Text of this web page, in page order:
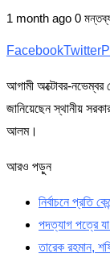
1 month ago 0
FacebookTwitter
আগামী অক্টোবর-নভেম্বর
জানিয়েছেন স্থানীয়
আলম।
আরও পড়ুন
নির্বাচনে প্রতি
পদত্যাগ পত্রে যা
তারেক রহমান,